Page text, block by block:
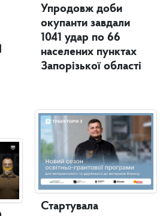
Упродовж доби
окупанти завдали
1041 удар по 66
населених пунктах
Запорізької області
Стартувала